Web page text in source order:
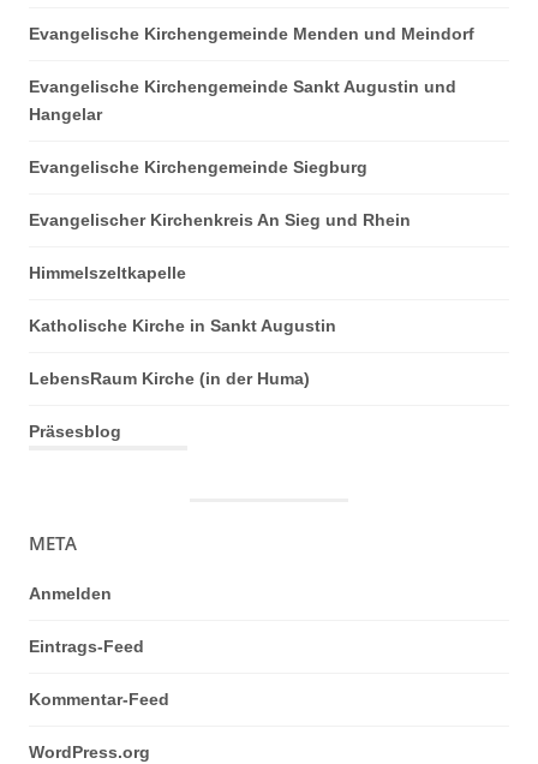
Evangelische Kirchengemeinde Menden und Meindorf
Evangelische Kirchengemeinde Sankt Augustin und
Hangelar
Evangelische Kirchengemeinde Siegburg
Evangelischer Kirchenkreis An Sieg und Rhein
Himmelszeltkapelle
Katholische Kirche in Sankt Augustin
LebensRaum Kirche (in der Huma)
Präsesblog
META
Anmelden
Eintrags-Feed
Kommentar-Feed
WordPress.org